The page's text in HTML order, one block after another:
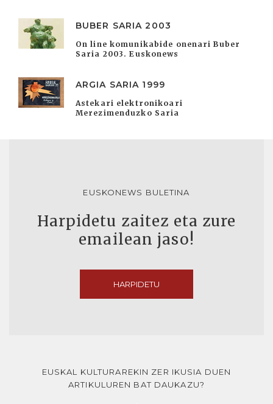
BUBER SARIA 2003
On line komunikabide onenari Buber
Saria 2003. Euskonews
ARGIA SARIA 1999
Astekari elektronikoari
Merezimenduzko Saria
EUSKONEWS BULETINA
Harpidetu zaitez eta zure
emailean jaso!
HARPIDETU
EUSKAL KULTURAREKIN ZER IKUSIA DUEN
ARTIKULUREN BAT DAUKAZU?